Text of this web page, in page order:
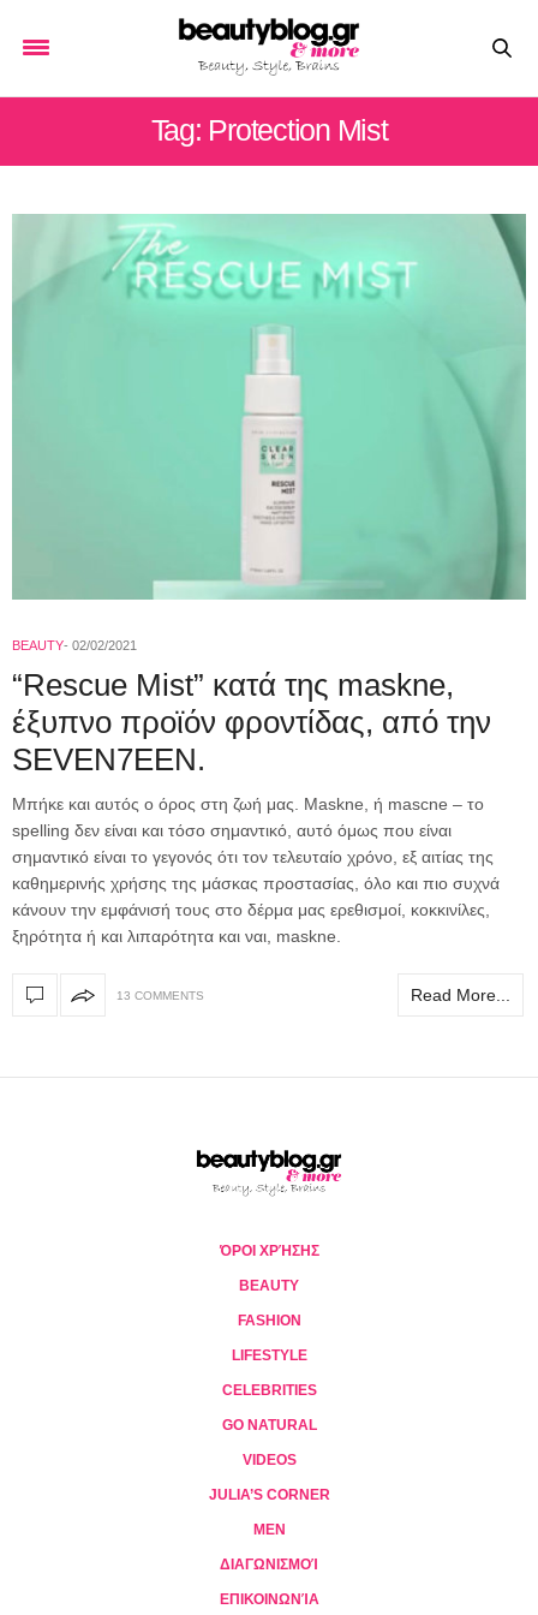
Tag: Protection Mist
BEAUTY 02/02/2021
“Rescue Mist” κατά της maskne,
έξυπνο προϊόν φροντίδας, από την
SEVEN7EEN.
Μπήκε και αυτός ο όρος στη ζωή μας. Maskne, ή mascne – το
spelling δεν είναι και τόσο σημαντικό, αυτό όμως που είναι
σημαντικό είναι το γεγονός ότι τον τελευταίο χρόνο, εξ αιτίας της
καθημερινής χρήσης της μάσκας προστασίας, όλο και πιο συχνά
κάνουν την εμφάνισή τους στο δέρμα μας ερεθισμοί, κοκκινίλες,
ξηρότητα ή και λιπαρότητα και ναι, maskne.
13 COMMENTS Read More...
ΌΡΟΙ ΧΡΉΣΗΣ
BEAUTY
FASHION
LIFESTYLE
CELEBRITIES
GO NATURAL
VIDEOS
JULIA’S CORNER
MEN
ΔΙΑΓΩΝΙΣΜΟΊ
ΕΠΙΚΟΙΝΩΝΊΑ